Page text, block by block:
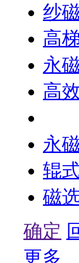
纱
高
永
高
永
辊
磁
确定
更多